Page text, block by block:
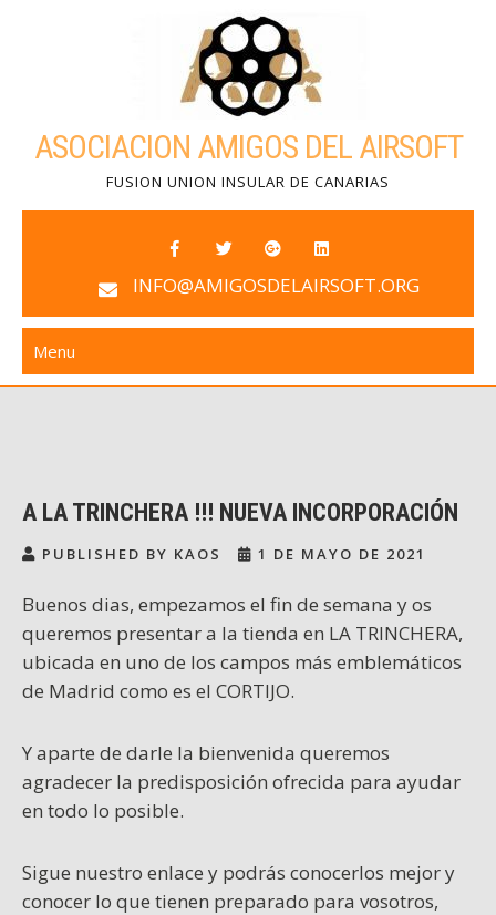
ASOCIACION AMIGOS DEL AIRSOFT
FUSION UNION INSULAR DE CANARIAS
INFO@AMIGOSDELAIRSOFT.ORG
Menu
A LA TRINCHERA !!! NUEVA INCORPORACIÓN
PUBLISHED BY KAOS 1 DE MAYO DE 2021
Buenos dias, empezamos el fin de semana y os
queremos presentar a la tienda en LA TRINCHERA,
ubicada en uno de los campos más emblemáticos
de Madrid como es el CORTIJO.
Y aparte de darle la bienvenida queremos
agradecer la predisposición ofrecida para ayudar
en todo lo posible.
Sigue nuestro enlace y podrás conocerlos mejor y
conocer lo que tienen preparado para vosotros,